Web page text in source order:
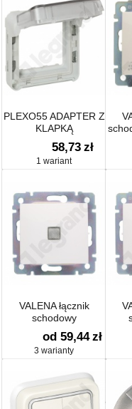
PLEXO55 ADAPTER Z
KLAPKĄ
PRZYCIEMNIONĄ DO
MECHANIZMÓW
MOSAIC
58,73 zł
1 wariant
VALENA łącznik
schodowy
podświetlany
od 59,44 zł
3 warianty